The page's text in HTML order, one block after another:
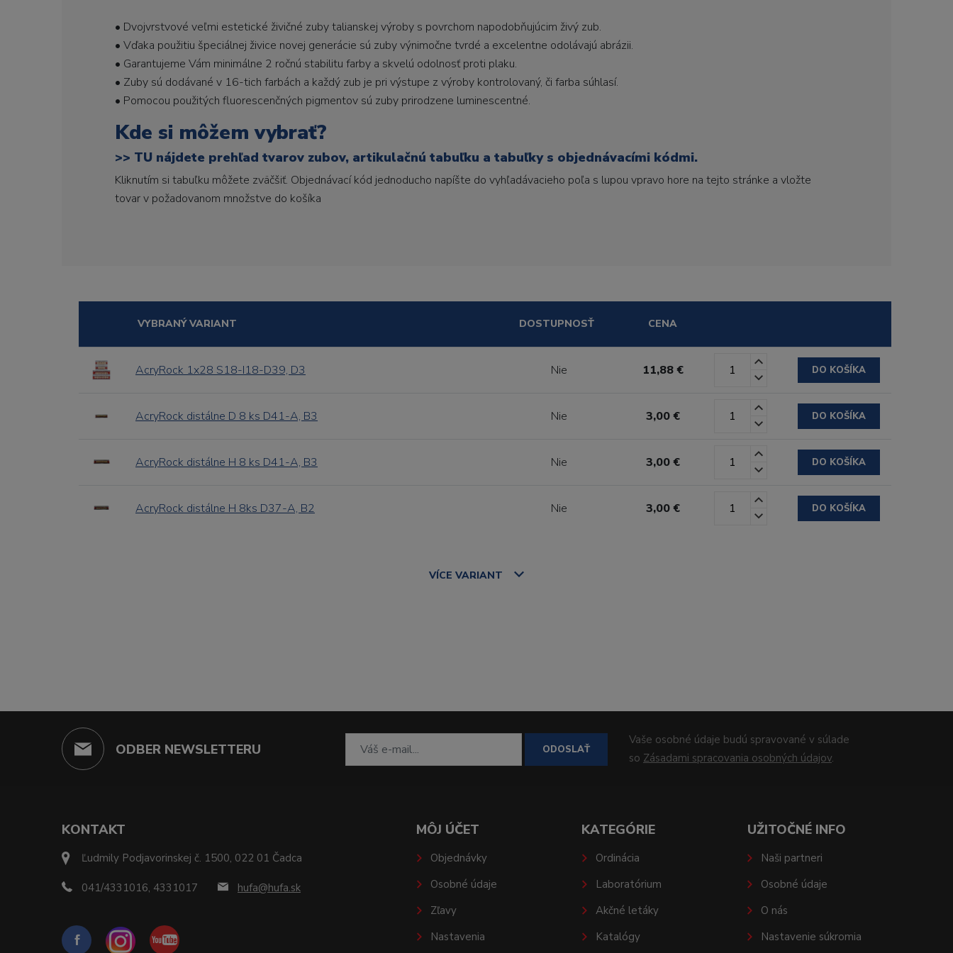
• Dvojvrstvové veľmi estetické živičné zuby talianskej výroby s povrchom napodobňujúcim živý zub.
• Vďaka použitiu špeciálnej živice novej generácie sú zuby výnimočne tvrdé a excelentne odolávajú abrázii.
• Garantujeme Vám minimálne 2 ročnú stabilitu farby a skvelú odolnosť proti plaku.
• Zuby sú dodávané v 16-tich farbách a každý zub je pri výstupe z výroby kontrolovaný, či farba súhlasí.
• Pomocou použitých fluorescenčných pigmentov sú zuby prirodzene luminescentné.
Kde si môžem vybrať?
>> TU nájdete prehľad tvarov zubov, artikulačnú tabuľku a tabuľky s objednávacími kódmi.
Kliknutím si tabuľku môžete zväčšiť. Objednávací kód jednoducho napíšte do vyhľadávacieho poľa s lupou vpravo hore na tejto stránke a vložte
tovar v požadovanom množstve do košíka
VYBRANÝ VARIANT DOSTUPNOSŤ CENA
AcryRock 1x28 S18-I18-D39, D3 Nie 11,88 € DO KOŠÍKA
AcryRock distálne D 8 ks D41-A, B3 Nie 3,00 € DO KOŠÍKA
AcryRock distálne H 8 ks D41-A, B3 Nie 3,00 € DO KOŠÍKA
AcryRock distálne H 8ks D37-A, B2 Nie 3,00 € DO KOŠÍKA
VÍCE VARIANT
ODBER NEWSLETTERU ODOSLAŤ
Vaše osobné údaje budú spravované v súlade
so Zásadami spracovania osobných údajov.
KONTAKT
Ľudmily Podjavorinskej č. 1500, 022 01 Čadca
041/4331016, 4331017 hufa@hufa.sk
MÔJ ÚČET
Objednávky
Osobné údaje
Zľavy
Nastavenia
KATEGÓRIE
Ordinácia
Laboratórium
Akčné letáky
Katalógy
UŽITOČNÉ INFO
Naši partneri
Osobné údaje
O nás
Nastavenie súkromia